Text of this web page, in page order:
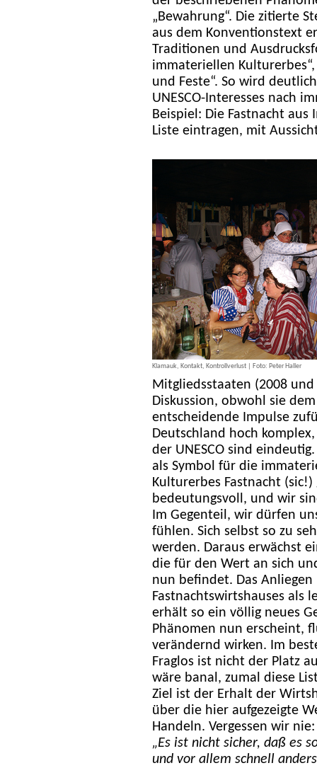
„Bewahrung“. Die zitierte
aus dem Konventionstext
Traditionen und
immateriellen
und Feste“. So wird
UNESCO-Interesses nach
Beispiel: Die Fastnacht
Liste eintragen, mit
Klamauk, Kontakt, Kontrollverlust | Foto: Peter Haller
Mitgliedsstaaten (2008
Diskussion, obwohl sie
entscheidende Impulse
Deutschland hoch
der UNESCO sind
als Symbol für die
Kulturerbes Fastnacht
bedeutungsvoll, und wir
Im Gegenteil, wir dürfen
fühlen. Sich selbst so zu
werden. Daraus erwächst
die für den Wert an sich
nun befindet. Das
Fastnachtswirtshauses als
erhält so ein völlig neues
Phänomen nun erscheint,
verändernd wirken. Im
Fraglos ist nicht der Platz
wäre banal, zumal diese
Ziel ist der Erhalt der
über die hier aufgezeigte
Handeln. Vergessen wir nie:
„Es ist nicht sicher, daß es
und vor allem schnell